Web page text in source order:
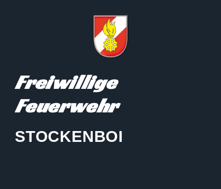
Freiwillige
Feuerwehr
STOCKENBOI